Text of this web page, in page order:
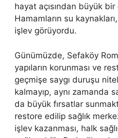
hayat açısından büyük
Hamamların su
işlev görüyordu.
Günümüzde, Sefaköy
yapıların korunması ve
geçmişe saygı duruşu
kalmayıp, aynı zamanda
da büyük fırsatlar
restore edilip sağlık
işlev kazanması, halk